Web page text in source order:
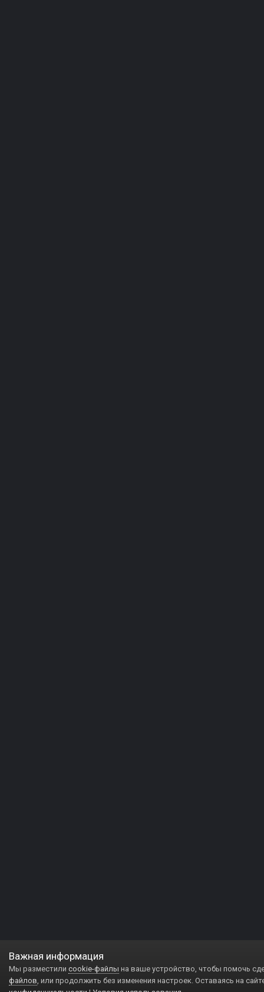
Важная информация
Мы разместили cookie-файлы на ваше устройство, чтобы помочь
файлов, или продолжить без изменения настроек. Оставаясь на